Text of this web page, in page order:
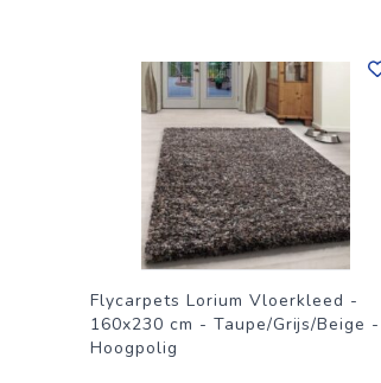
Flycarpets Lorium Vloerkleed -
160x230 cm - Taupe/Grijs/Beige -
Hoogpolig